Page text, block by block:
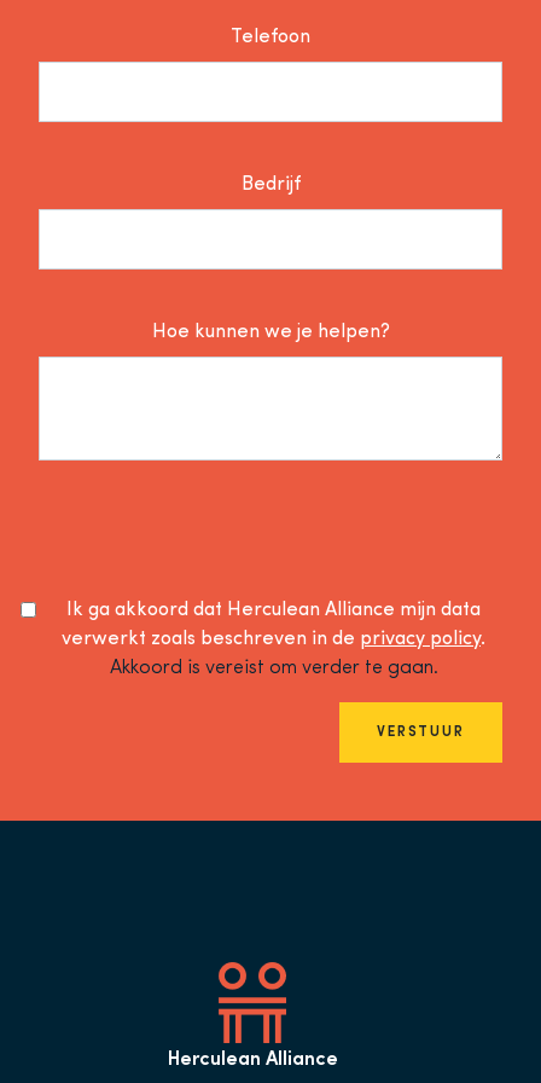
Telefoon
Bedrijf
Hoe kunnen we je helpen?
Ik ga akkoord dat Herculean Alliance mijn data
verwerkt zoals beschreven in de privacy policy.
Akkoord is vereist om verder te gaan.
VERSTUUR
Herculean Alliance